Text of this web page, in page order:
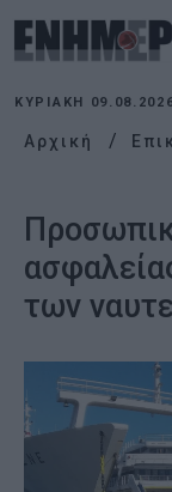
ΚΥΡΙΑΚΉ
Αρχική
των